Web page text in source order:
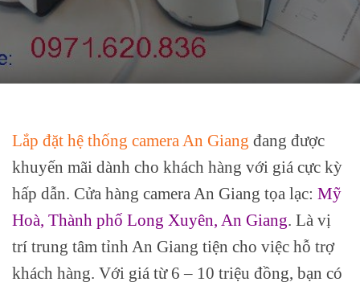
Lắp đặt hệ thống camera An Giang đang được
khuyến mãi dành cho khách hàng với giá cực kỳ
hấp dẫn. Cửa hàng camera An Giang tọa lạc: Mỹ
Hoà, Thành phố Long Xuyên, An Giang. Là vị
trí trung tâm tỉnh An Giang tiện cho việc hỗ trợ
khách hàng. Với giá từ 6 – 10 triệu đồng, bạn có